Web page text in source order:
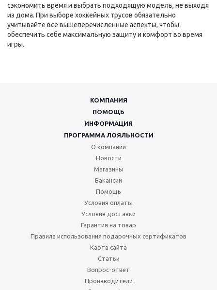
сэкономить время и выбрать подходящую модель, не выходя
из дома. При выборе хоккейных трусов обязательно
учитывайте все вышеперечисленные аспекты, чтобы
обеспечить себе максимальную защиту и комфорт во время
игры.
КОМПАНИЯ
ПОМОЩЬ
ИНФОРМАЦИЯ
ПРОГРАММА ЛОЯЛЬНОСТИ
О компании
Новости
Магазины
Вакансии
Помощь
Условия оплаты
Условия доставки
Гарантия на товар
Правила использования подарочных сертификатов
Карта сайта
Статьи
Вопрос-ответ
Производители